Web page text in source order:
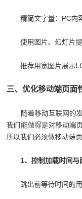
精简文字量：PC内容
使用图片、幻灯片提
推荐用宽图片展示
三、优化移动端页面
随着移动互联网的发
我们能做得是对移动端
所以我们必须做移动端
1、控制加载时间与
跳出前等待时间的用